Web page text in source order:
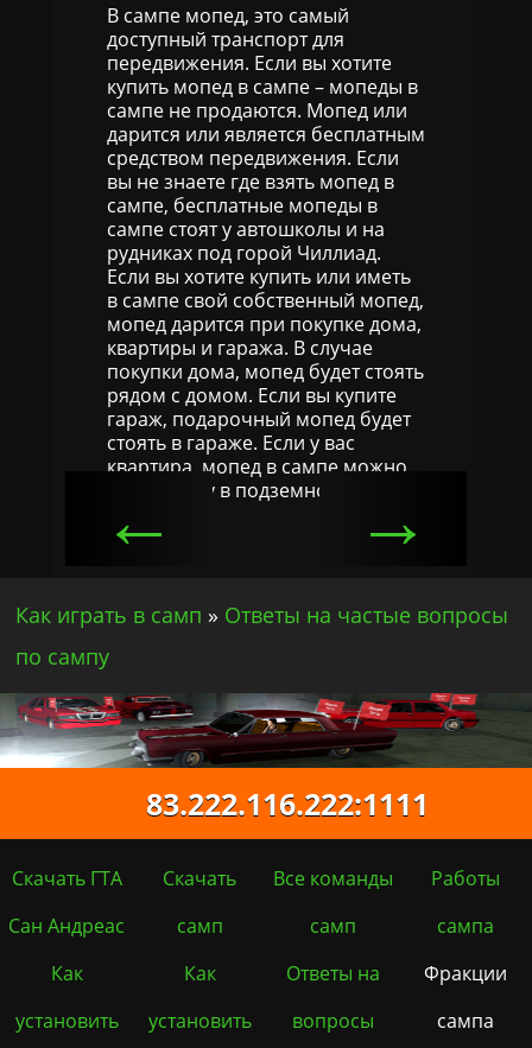
В сампе мопед, это самый
доступный транспорт для
передвижения. Если вы хотите
купить мопед в сампе – мопеды в
сампе не продаются. Мопед или
дарится или является бесплатным
средством передвижения. Если
вы не знаете где взять мопед в
сампе, бесплатные мопеды в
сампе стоят у автошколы и на
рудниках под горой Чиллиад.
Если вы хотите купить или иметь
в сампе свой собственный мопед,
мопед дарится при покупке дома,
квартиры и гаража. В случае
покупки дома, мопед будет стоять
рядом с домом. Если вы купите
гараж, подарочный мопед будет
стоять в гараже. Если у вас
квартира, мопед в сампе можно
взять внизу в подземном
← →
Как играть в самп » Ответы на частые вопросы
по сампу
83.222.116.222:1111
Скачать ГТА
Сан Андреас
Как
установить
Скачать
самп
Как
установить
Все команды
самп
Ответы на
вопросы
Работы
сампа
Фракции
сампа